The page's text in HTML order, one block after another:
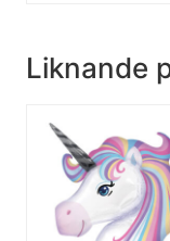
Liknande